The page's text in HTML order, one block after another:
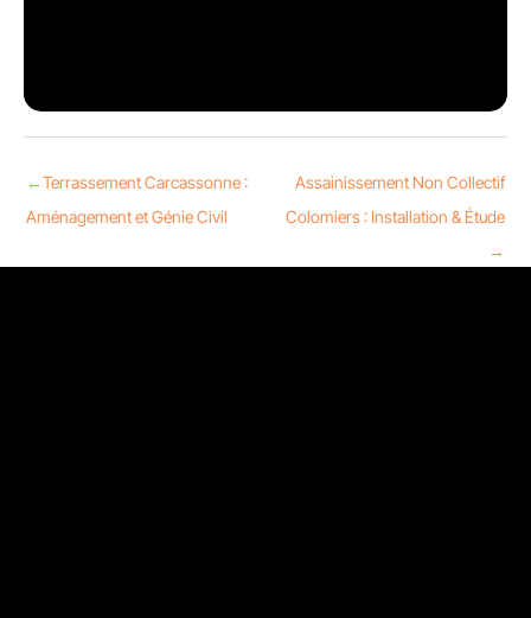
←Terrassement Carcassonne :
Aménagement et Génie Civil
Assainissement Non Collectif
Colomiers : Installation & Étude
→